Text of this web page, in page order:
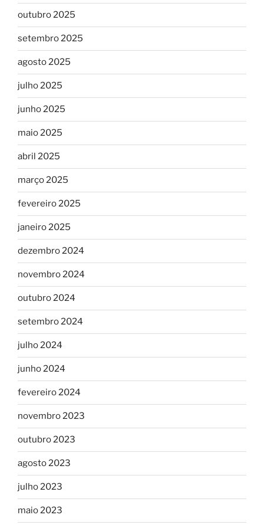
outubro 2025
setembro 2025
agosto 2025
julho 2025
junho 2025
maio 2025
abril 2025
março 2025
fevereiro 2025
janeiro 2025
dezembro 2024
novembro 2024
outubro 2024
setembro 2024
julho 2024
junho 2024
fevereiro 2024
novembro 2023
outubro 2023
agosto 2023
julho 2023
maio 2023